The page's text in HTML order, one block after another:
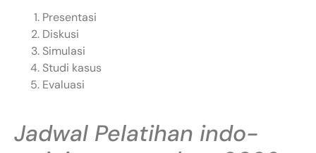
Presentasi
Diskusi
Simulasi
Studi kasus
Evaluasi
Jadwal Pelatihan indo-